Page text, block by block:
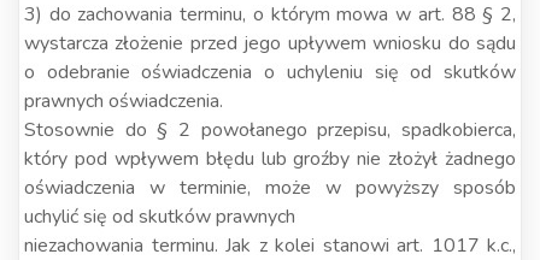
3) do zachowania terminu, o którym mowa w art. 88 § 2,
wystarcza złożenie przed jego upływem wniosku do sądu
o odebranie oświadczenia o uchyleniu się od skutków
prawnych oświadczenia.
Stosownie do § 2 powołanego przepisu, spadkobierca,
który pod wpływem błędu lub groźby nie złożył żadnego
oświadczenia w terminie, może w powyższy sposób
uchylić się od skutków prawnych
niezachowania terminu. Jak z kolei stanowi art. 1017 k.c.,